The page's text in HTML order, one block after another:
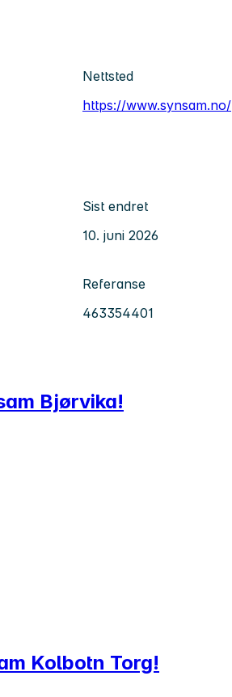
Nettsted
https://www.synsam.no/
Sist endret
10. juni 2026
Referanse
463354401
Bjørvika!
Kolbotn Torg!